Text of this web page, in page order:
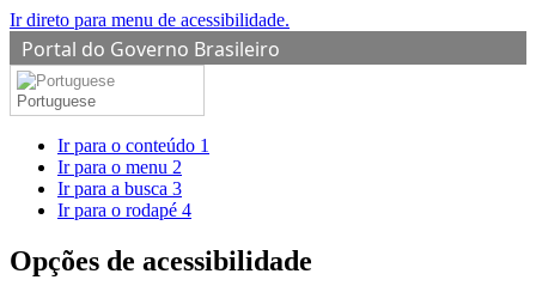
Ir direto para menu de acessibilidade.
Portal do Governo Brasileiro
Portuguese
Ir para o conteúdo 1
Ir para o menu 2
Ir para a busca 3
Ir para o rodapé 4
Opções de acessibilidade